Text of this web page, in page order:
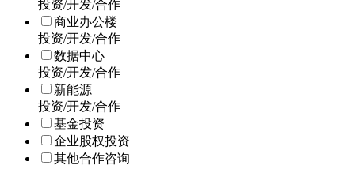
投资/开发/合作
商业办公楼
投资/开发/合作
数据中心
投资/开发/合作
新能源
投资/开发/合作
基金投资
企业股权投资
其他合作咨询